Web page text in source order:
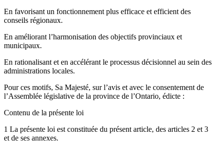
En favorisant un fonctionnement plus efficace et efficient des
conseils régionaux.
En améliorant l’harmonisation des objectifs provinciaux et
municipaux.
En rationalisant et en accélérant le processus décisionnel au sein des
administrations locales.
Pour ces motifs, Sa Majesté, sur l’avis et avec le consentement de
l’Assemblée législative de la province de l’Ontario, édicte :
Contenu de la présente loi
1 La présente loi est constituée du présent article, des articles 2 et 3
et de ses annexes.